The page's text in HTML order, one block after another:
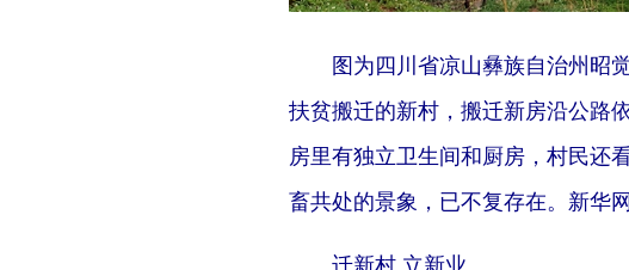
图为四川省凉山彝族自治州昭觉
扶贫搬迁的新村，搬迁新房沿公路
房里有独立卫生间和厨房，村民还
畜共处的景象，已不复存在。新华